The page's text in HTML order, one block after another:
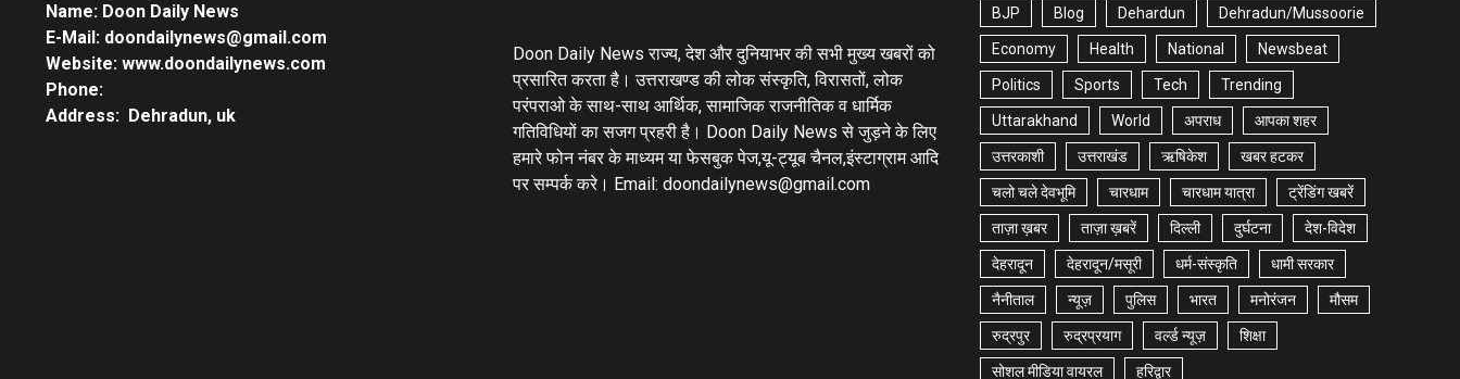
Name: Doon Daily News
E-Mail: doondailynews@gmail.com
Website: www.doondailynews.com
Phone:
Address: Dehradun, uk
Doon Daily News राज्य, देश और दुनियाभर की सभी मुख्य खबरों को
प्रसारित करता है। उत्तराखण्ड की लोक संस्कृति, विरासतों, लोक
परंपराओ के साथ-साथ आर्थिक, सामाजिक राजनीतिक व धार्मिक
गतिविधियों का सजग प्रहरी है। Doon Daily News से जुड़ने के लिए
हमारे फोन नंबर के माध्यम या फेसबुक पेज,यू-ट्यूब चैनल,इंस्टाग्राम आदि
पर सम्पर्क करे। Email: doondailynews@gmail.com
BJP Blog Dehardun Dehradun/Mussoorie
Economy Health National Newsbeat
Politics Sports Tech Trending
Uttarakhand World अपराध आपका शहर
उत्तरकाशी उत्तराखंड ऋषिकेश खबर हटकर
चलो चले देवभूमि चारधाम चारधाम यात्रा ट्रेंडिंग खबरें
ताज़ा ख़बर ताज़ा ख़बरें दिल्ली दुर्घटना देश-विदेश
देहरादून देहरादून/मसूरी धर्म-संस्कृति धामी सरकार
नैनीताल न्यूज़ पुलिस भारत मनोरंजन मौसम
रुद्रपुर रुद्रप्रयाग वर्ल्ड न्यूज़ शिक्षा
सोशल मीडिया वायरल हरिद्वार